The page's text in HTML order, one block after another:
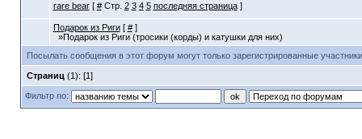
rare bear[ #Стр. 2 3 4 5 последняя страница]
Подарок из Риги[ #]
»Подарок из Риги (тросики (корды) и катушки для них)
Посылать сообщения в этот форум могут только зарегистрированные
Страниц (1): [1]
Фильтр по: